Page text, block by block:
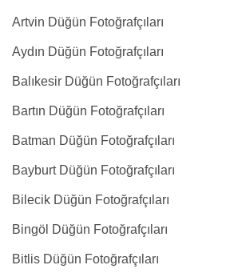
Artvin Düğün Fotoğrafçıları
Aydın Düğün Fotoğrafçıları
Balıkesir Düğün Fotoğrafçıları
Bartın Düğün Fotoğrafçıları
Batman Düğün Fotoğrafçıları
Bayburt Düğün Fotoğrafçıları
Bilecik Düğün Fotoğrafçıları
Bingöl Düğün Fotoğrafçıları
Bitlis Düğün Fotoğrafçıları